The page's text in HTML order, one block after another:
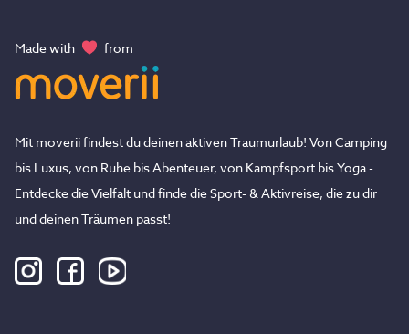
Made with from
Mit moverii findest du deinen aktiven Traumurlaub! Von Camping
bis Luxus, von Ruhe bis Abenteuer, von Kampfsport bis Yoga -
Entdecke die Vielfalt und finde die Sport- & Aktivreise, die zu dir
und deinen Träumen passt!